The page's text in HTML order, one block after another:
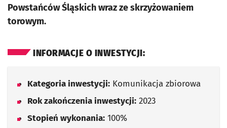
Powstańców Śląskich wraz ze skrzyżowaniem
torowym.
INFORMACJE O INWESTYCJI:
Kategoria inwestycji: Komunikacja zbiorowa
Rok zakończenia inwestycji: 2023
Stopień wykonania: 100%